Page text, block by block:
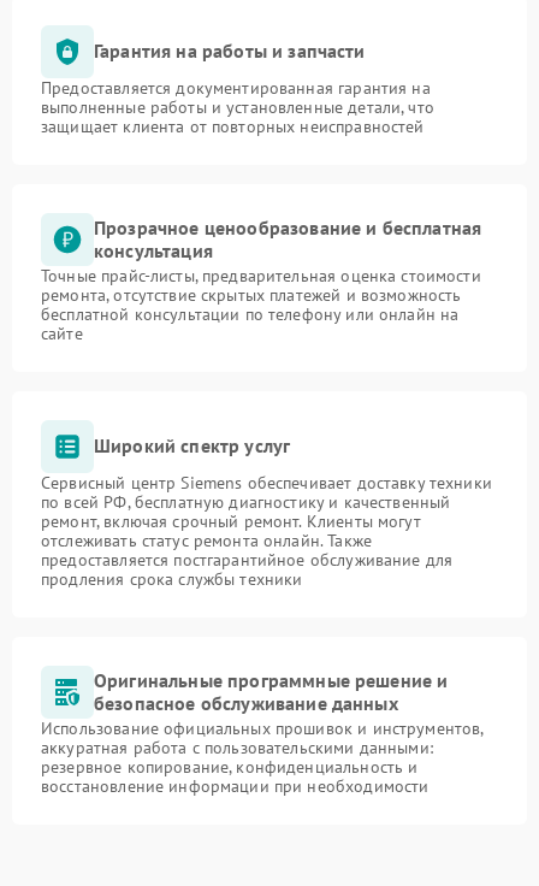
Гарантия на работы и запчасти
Предоставляется документированная гарантия на
выполненные работы и установленные детали, что
защищает клиента от повторных неисправностей
Прозрачное ценообразование и бесплатная
консультация
Точные прайс-листы, предварительная оценка стоимости
ремонта, отсутствие скрытых платежей и возможность
бесплатной консультации по телефону или онлайн на
сайте
Широкий спектр услуг
Сервисный центр Siemens обеспечивает доставку техники
по всей РФ, бесплатную диагностику и качественный
ремонт, включая срочный ремонт. Клиенты могут
отслеживать статус ремонта онлайн. Также
предоставляется постгарантийное обслуживание для
продления срока службы техники
Оригинальные программные решение и
безопасное обслуживание данных
Использование официальных прошивок и инструментов,
аккуратная работа с пользовательскими данными:
резервное копирование, конфиденциальность и
восстановление информации при необходимости